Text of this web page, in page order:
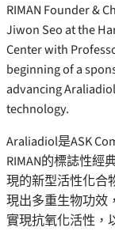
RIMAN Founder &
Jiwon Seo at the
Center with
beginning of a
advancing
technology.
Araliadiol是ASK
RIMAN的標誌性經
現的新型活性化合
現出多重生物功效
實現抗氧化活性，